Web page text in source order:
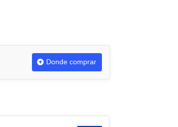
Donde comprar